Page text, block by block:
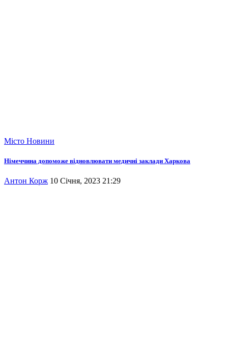
Місто Новини
Німеччина допоможе відновлювати медичні заклади Харкова
Антон Корж 10 Січня, 2023 21:29